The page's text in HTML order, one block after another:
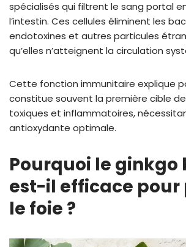
spécialisés qui filtrent le sang portal
l’intestin. Ces cellules éliminent les
endotoxines et autres particules
qu’elles n’atteignent la circulation
Cette fonction immunitaire explique
constitue souvent la première cible
toxiques et inflammatoires,
antioxydante optimale.
Pourquoi le ginkgo
est-il efficace pour
le foie ?